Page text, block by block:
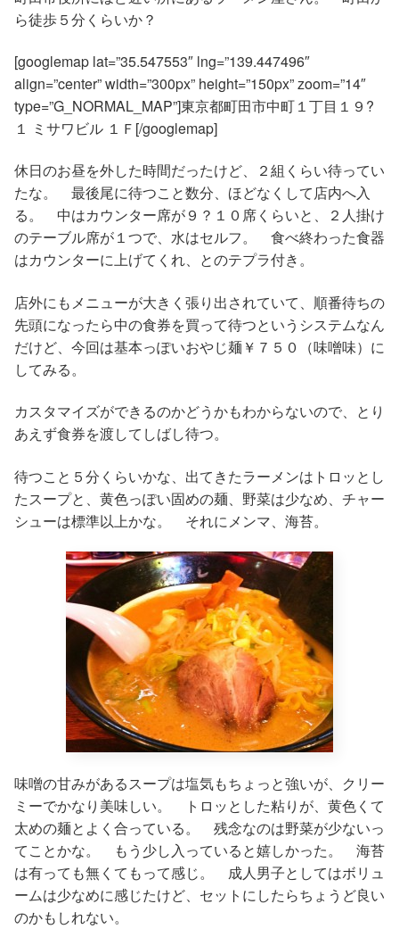
ら徒歩５分くらいか？
[googlemap lat=”35.547553″ lng=”139.447496″
align=”center” width=”300px” height=”150px” zoom=”14″
type=”G_NORMAL_MAP”]東京都町田市中町１丁目１９?
１ ミサワビル １Ｆ[/googlemap]
休日のお昼を外した時間だったけど、２組くらい待ってい
たな。 最後尾に待つこと数分、ほどなくして店内へ入
る。 中はカウンター席が９？１０席くらいと、２人掛け
のテーブル席が１つで、水はセルフ。 食べ終わった食器
はカウンターに上げてくれ、とのテプラ付き。
店外にもメニューが大きく張り出されていて、順番待ちの
先頭になったら中の食券を買って待つというシステムなん
だけど、今回は基本っぽいおやじ麺￥７５０（味噌味）に
してみる。
カスタマイズができるのかどうかもわからないので、とり
あえず食券を渡してしばし待つ。
待つこと５分くらいかな、出てきたラーメンはトロッとし
たスープと、黄色っぽい固めの麺、野菜は少なめ、チャー
シューは標準以上かな。 それにメンマ、海苔。
味噌の甘みがあるスープは塩気もちょっと強いが、クリー
ミーでかなり美味しい。 トロッとした粘りが、黄色くて
太めの麺とよく合っている。 残念なのは野菜が少ないっ
てことかな。 もう少し入っていると嬉しかった。 海苔
は有っても無くてもって感じ。 成人男子としてはボリュ
ームは少なめに感じたけど、セットにしたらちょうど良い
のかもしれない。